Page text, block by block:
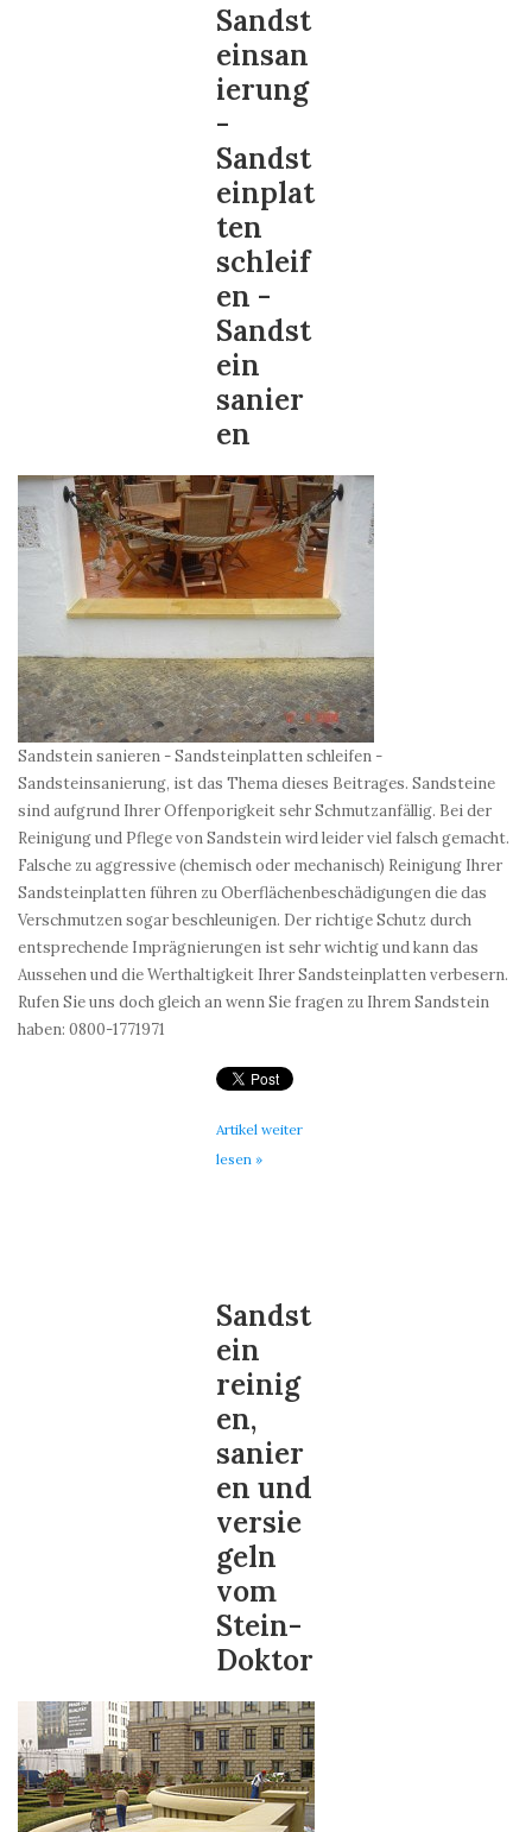
Sandst
einsan
ierung
-
Sandst
einplat
ten
schleif
en -
Sandst
ein
sanier
en
Sandstein sanieren - Sandsteinplatten schleifen -
Sandsteinsanierung, ist das Thema dieses Beitrages. Sandsteine
sind aufgrund Ihrer Offenporigkeit sehr Schmutzanfällig. Bei der
Reinigung und Pflege von Sandstein wird leider viel falsch gemacht.
Falsche zu aggressive (chemisch oder mechanisch) Reinigung Ihrer
Sandsteinplatten führen zu Oberflächenbeschädigungen die das
Verschmutzen sogar beschleunigen. Der richtige Schutz durch
entsprechende Imprägnierungen ist sehr wichtig und kann das
Aussehen und die Werthaltigkeit Ihrer Sandsteinplatten verbesern.
Rufen Sie uns doch gleich an wenn Sie fragen zu Ihrem Sandstein
haben: 0800-1771971
Artikel weiter
lesen »
Sandst
ein
reinig
en,
sanier
en und
versie
geln
vom
Stein-
Doktor